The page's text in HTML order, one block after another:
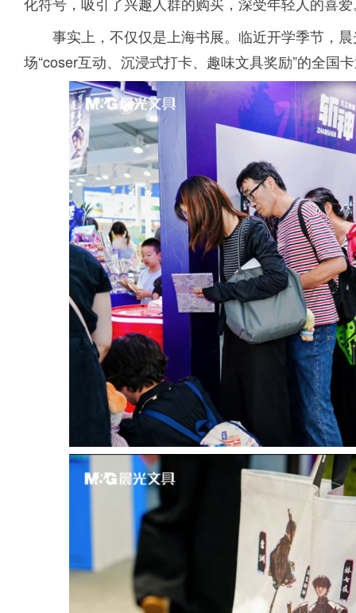
事实上，不仅仅是上海书展。临近开学季节，
场“coser互动、沉浸式打卡、趣味文具奖励”的全国